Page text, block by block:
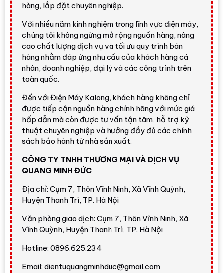
Gọi ngay
Tổng quan Máy giặt LG Inverter
10 kg FV1410S4P
Máy giặt LG Inverter 10 kg FV1410S4P
máy giặt cửa trước/lồng ngang của LG, hướng đến người
dùng muốn một thiết bị giặt hiện đại, vận hành ổn định và
chăm sóc quần áo tốt hơn máy giặt cơ bản. Với khối
lượng giặt 10 kg, máy phù hợp gia đình từ 5 - 7 người
hoặc người dùng có thói quen gom đồ để giặt ít lần hơn
trong tuần.
ModelFV1410S4Pnổi bật nhờ
giúp nhận biết tải
giặt và độ mềm của vải,TurboWashhỗ trợ giặt sạch
nhanh hơn,Steamgiúp giảm tác nhân gây dị ứng,
Motion DD
Wi-Ficho phép điều khiển, theo dõi máy qua ứng dụng.
Đánh giá nhanh từ Điện Máy
Kalong
hàng, lắp đặt chuyên nghiệp.
Với nhiều năm kinh nghiệm trong lĩnh vực điện máy,
chúng tôi không ngừng mở rộng nguồn hàng, nâng
cao chất lượng dịch vụ và tối ưu quy trình bán
hàng nhằm đáp ứng nhu cầu của khách hàng cá
nhân, doanh nghiệp, đại lý và các công trình trên
toàn quốc.
Đến với Điện Máy Kalong, khách hàng không chỉ
được tiếp cận nguồn hàng chính hãng với mức giá
hấp dẫn mà còn được tư vấn tận tâm, hỗ trợ kỹ
thuật chuyên nghiệp và hưởng đầy đủ các chính
sách bảo hành từ nhà sản xuất.
CÔNG TY TNHH THƯƠNG MẠI VÀ DỊCH VỤ
QUANG MINH ĐỨC
Địa chỉ: Cụm 7, Thôn Vĩnh Ninh, Xã Vĩnh Quỳnh,
Huyện Thanh Trì, TP. Hà Nội
Văn phòng giao dịch: Cụm 7, Thôn Vĩnh Ninh, Xã
Vĩnh Quỳnh, Huyện Thanh Trì, TP. Hà Nội
Hotline: 0896.625.234
Email: dientuquangminhduc@gmail.com